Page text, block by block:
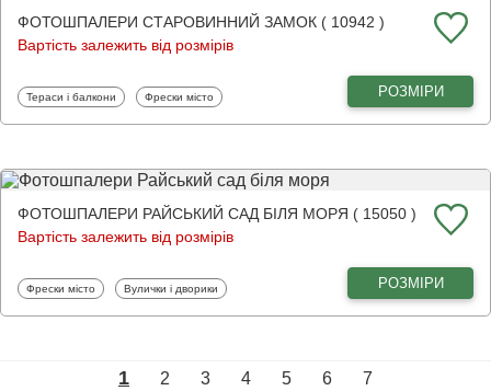
ФОТОШПАЛЕРИ СТАРОВИННИЙ ЗАМОК ( 10942 )
Вартість залежить від розмірів
Фотошпалери
Тераси і балкони Фотошпалери
Фрески місто РОЗМІРИ
ФОТОШПАЛЕРИ РАЙСЬКИЙ САД БІЛЯ МОРЯ ( 15050 )
Вартість залежить від розмірів
Фотошпалери
Фрески місто Фотошпалери
Вулички і дворики РОЗМІРИ
1 2 3 4 5 6 7